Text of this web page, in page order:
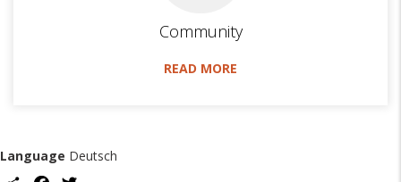
Community
READ MORE
Language Deutsch